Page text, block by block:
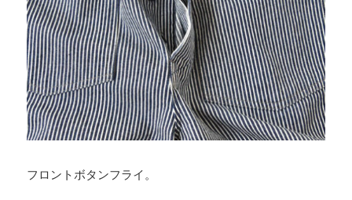
フロントボタンフライ。